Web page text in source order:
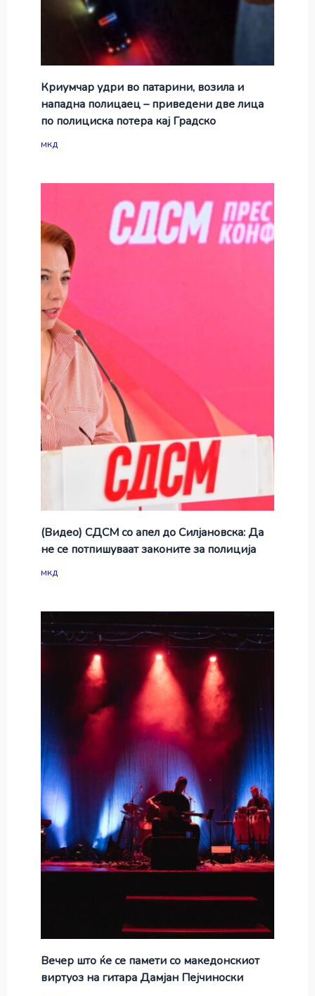
Криумчар удри во патарини, возила и
нападна полицаец – приведени две лица
по полициска потера кај Градско
мкд
(Видео) СДСМ со апел до Силјановска: Да
не се потпишуваат законите за полиција
мкд
Вечер што ќе се памети со македонскиот
виртуоз на гитара Дамјан Пејчиноски